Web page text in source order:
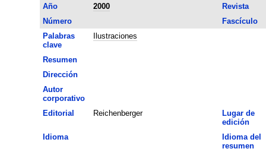
Año
2000
Revista
Número
Fascículo
Palabras
clave
Ilustraciones
Resumen
Dirección
Autor
corporativo
Editorial
Reichenberger
Lugar de
edición
Idioma
Idioma del
resumen